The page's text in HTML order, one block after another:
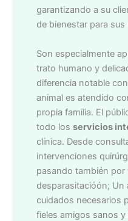
garantizando a su
de bienestar para sus
Son especialmente
trato humano y
diferencia notable
animal es atendido
propia familia. El
todo los servicios
clínica. Desde
intervenciones
pasando también por
desparasitacióón;
cuidados necesarios
fieles amigos sanos y